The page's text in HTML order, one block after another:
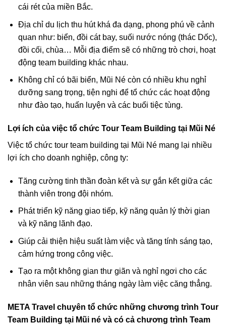
cái rét của miền Bắc.
Địa chỉ du lịch thu hút khá đa dạng, phong phú về cảnh
quan như: biển, đồi cát bay, suối nước nóng (thác Dốc),
đồi cối, chùa… Mỗi địa điểm sẽ có những trò chơi, hoạt
động team building khác nhau.
Không chỉ có bãi biển, Mũi Né còn có nhiều khu nghỉ
dưỡng sang trọng, tiện nghi để tổ chức các hoạt động
như đào tạo, huấn luyện và các buổi tiệc tùng.
Lợi ích của việc tổ chức Tour Team Building tại Mũi Né
Việc tổ chức tour team building tại Mũi Né mang lại nhiều
lợi ích cho doanh nghiệp, công ty:
Tăng cường tinh thần đoàn kết và sự gắn kết giữa các
thành viên trong đội nhóm.
Phát triển kỹ năng giao tiếp, kỹ năng quản lý thời gian
và kỹ năng lãnh đạo.
Giúp cải thiện hiệu suất làm việc và tăng tính sáng tạo,
cảm hứng trong công việc.
Tạo ra một không gian thư giãn và nghỉ ngơi cho các
nhân viên sau những tháng ngày làm việc căng thẳng.
META Travel chuyên tổ chức những chương trình Tour
Team Building tại Mũi né và có cả chương trình Team